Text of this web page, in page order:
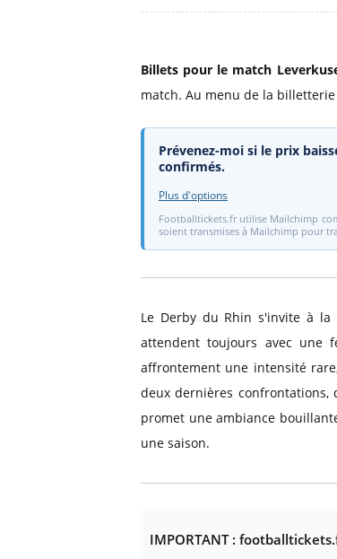
Billets pour le match
match. Au menu de la
Prévenez-moi si le prix
confirmés.
Plus d'options
Footballtickets.fr utilise Mailchimp
soient transmises à Mailchimp pour
Le Derby du Rhin s'invite à la
attendent toujours avec une
affrontement une intensité
deux dernières confrontations,
promet une ambiance
une saison.
IMPORTANT :